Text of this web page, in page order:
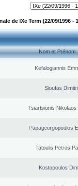
de IXe Term (22/09/1996 -
Nom et Prénom
Kefalogiannis
Sioufas
Tsiartsionis Nikolaos
Papageorgopoulos
Tatoulis Petros
Kostopoulos